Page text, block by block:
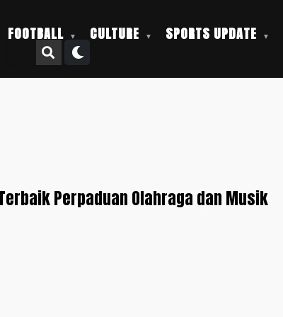
FOOTBALL CULTURE SPORTS UPDATE
Perpaduan Olahraga dan Musik